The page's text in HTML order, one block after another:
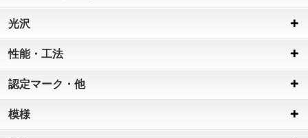
光沢
性能・工法
認定マーク・他
模様